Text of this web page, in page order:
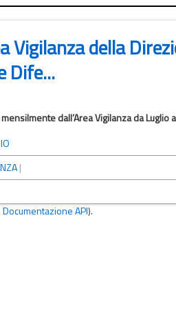
della
Dife...
dall’Area Vigilanza da Luglio
|
Documentazione API).